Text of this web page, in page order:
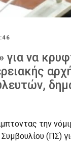
να
την
(ΠΣ)